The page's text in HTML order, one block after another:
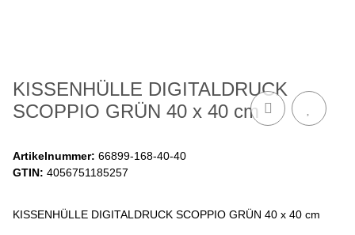
KISSENHÜLLE DIGITALDRUCK
SCOPPIO GRÜN 40 x 40 cm
Artikelnummer: 66899-168-40-40
GTIN: 4056751185257
KISSENHÜLLE DIGITALDRUCK SCOPPIO GRÜN 40 x 40 cm